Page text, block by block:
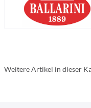
Weitere Artikel in dieser